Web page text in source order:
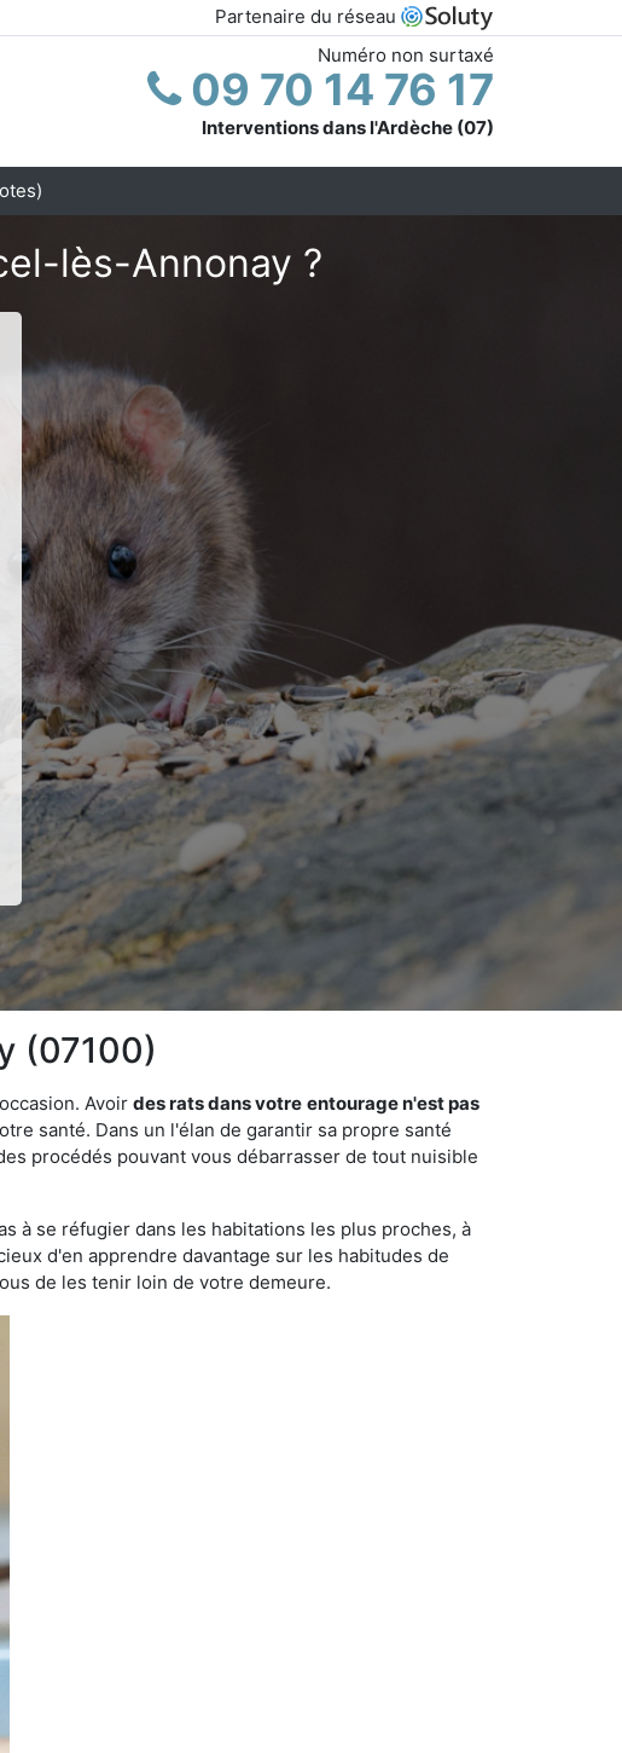
Partenaire du réseau
Numéro non surtaxé
09 70 14 76 17
Interventions dans l'Ardèche (07)
lès-Annonay ?
(07100)
Avoir des rats dans votre entourage n'est pas
santé. Dans un l'élan de garantir sa propre santé
procédés pouvant vous débarrasser de tout nuisible
à se réfugier dans les habitations les plus proches, à
d'en apprendre davantage sur les habitudes de
de les tenir loin de votre demeure.